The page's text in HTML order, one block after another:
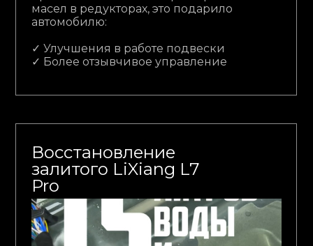
масел в редукторах, это подарило
автомобилю:
✓ Улучшения в работе подвески
✓ Более отзывчивое управление
Восстановление
залитого LiXiang L7
Pro